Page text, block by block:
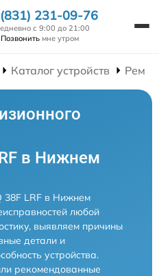
231-09-76
с 9:00 до 21:00
Позвонить мне утром
Каталог устройств
в Нижнем
38F LRF в Нижнем
любой
выявляем причины
детали и
устройства.
рекомендованные